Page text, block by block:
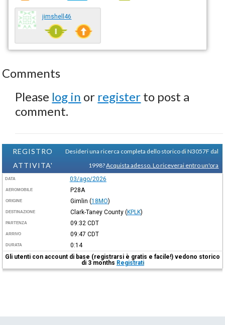
jimshell46
Comments
Please log in or register to post a
comment.
REGISTRO
ATTIVITA'
Desideri una ricerca completa dello storico di N3057F dal
1998?Acquista adesso. Lo riceverai entro un'ora
DATA 03/ago/2026
AEROMOBILE P28A
ORIGINE Gimlin (18MO)
DESTINAZIONE Clark-Taney County (KPLK)
PARTENZA 09:32 CDT
ARRIVO 09:47 CDT
DURATA
0:14
Gli utenti con account di base (registrarsi è gratis e facile!) vedono storico
di 3 months Registrati